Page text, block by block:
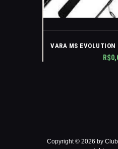
VARA MS
R$0,
Copyright © 2026 by